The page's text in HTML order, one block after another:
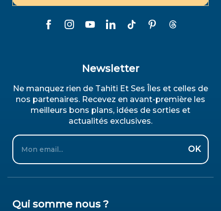
Newsletter
Ne manquez rien de Tahiti Et Ses Îles et celles de
nos partenaires. Recevez en avant-première les
meilleurs bons plans, idées de sorties et
actualités exclusives.
Email
OK
Qui somme nous ?